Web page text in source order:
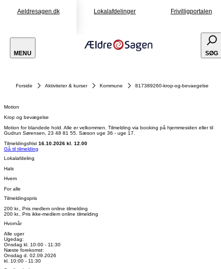
Aeldresagen.dk Lokalafdelinger Frivilligportalen
MENU SØG
Forside Aktiviteter & kurser Kommune 817389260-krop-og-bevaegelse
Motion
Krop og bevægelse
Motion for blandede hold. Alle er velkommen. Tilmelding via booking på hjemmesiden eller til
Gudrun Sørensen, 23 48 81 55. Sæson uge 36 - uge 17.
Tilmeldingsfrist 16.10.2026 kl. 12.00
Gå til tilmelding
Lokalafdeling
Hals
Hvem
For alle
Tilmeldingspris
200 kr., Pris medlem online tilmelding
200 kr., Pris ikke-medlem online tilmelding
Hvornår
Alle uger
Ugedag:
Onsdag kl. 10:00 - 11:30
Næste forekomst:
Onsdag d. 02.09.2026
kl. 10:00 - 11:30